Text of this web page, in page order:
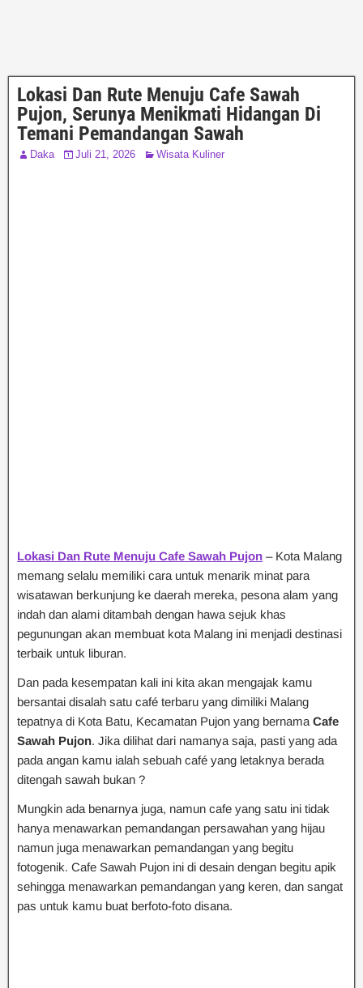
Lokasi Dan Rute Menuju Cafe Sawah
Pujon, Serunya Menikmati Hidangan Di
Temani Pemandangan Sawah
Daka Juli 21, 2026 Wisata Kuliner
Lokasi Dan Rute Menuju Cafe Sawah Pujon – Kota Malang
memang selalu memiliki cara untuk menarik minat para
wisatawan berkunjung ke daerah mereka, pesona alam yang
indah dan alami ditambah dengan hawa sejuk khas
pegunungan akan membuat kota Malang ini menjadi destinasi
terbaik untuk liburan.
Dan pada kesempatan kali ini kita akan mengajak kamu
bersantai disalah satu café terbaru yang dimiliki Malang
tepatnya di Kota Batu, Kecamatan Pujon yang bernama Cafe
Sawah Pujon. Jika dilihat dari namanya saja, pasti yang ada
pada angan kamu ialah sebuah café yang letaknya berada
ditengah sawah bukan ?
Mungkin ada benarnya juga, namun cafe yang satu ini tidak
hanya menawarkan pemandangan persawahan yang hijau
namun juga menawarkan pemandangan yang begitu
fotogenik. Cafe Sawah Pujon ini di desain dengan begitu apik
sehingga menawarkan pemandangan yang keren, dan sangat
pas untuk kamu buat berfoto-foto disana.